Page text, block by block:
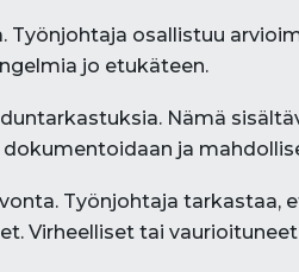
osallistuu
jo etukäteen.
Nämä
ja
Työnjohtaja
Virheelliset tai